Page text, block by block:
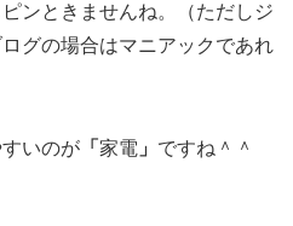
ンときませんね。（ただしジ
グの場合はマニアックであれ
いのが 「 家電 」 ですね＾＾